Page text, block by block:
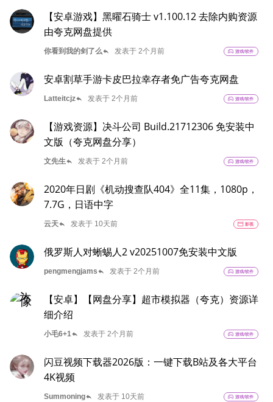
【安卓游戏】黑曜石骑士 v1.100.12 去除内购资源
由夸克网盘提供
你看到我的剑了么reply 发表于 2个月前 sports_esports 游戏/软件
安卓割草手游卡皮巴拉幸存者免广告夸克网盘
Latteitcjzreply 发表于 2个月前 sports_esports 游戏/软件
【游戏资源】决斗公司 Build.21712306 免安装中
文版（夸克网盘分享）
文先生reply 发表于 2个月前 sports_esports 游戏/软件
2020年日剧《机动搜查队404》全11集，1080p，
7.7G，日语中字
云天reply 发表于 10天前 movie 影视
俄罗斯人对蜥蜴人2 v20251007免安装中文版
pengmengjamsreply 发表于 2个月前 sports_esports 游戏/软件
【安卓】【网盘分享】超市模拟器（夸克）资源详
细介绍
小毛6+1reply 发表于 2个月前 sports_esports 游戏/软件
闪豆视频下载器2026版：一键下载B站及各大平台
4K视频
Summoningreply 发表于 10天前 sports_esports 游戏/软件